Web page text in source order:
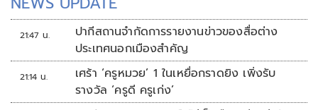
21:47 น.
ปากีสถานจำกัดการรายงานข่าวของสื่อต่าง
ประเทศนอกเมืองสำคัญ
21:14 น.
เศร้า ‘ครูหมวย’ 1 ในเหยื่อกราดยิง เพิ่งรับ
รางวัล ‘ครูดี ครูเก่ง’